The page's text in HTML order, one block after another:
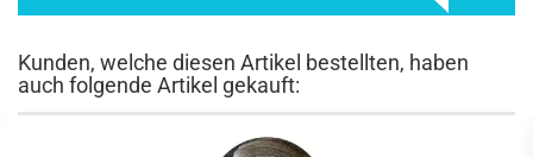
Kunden, welche diesen Artikel bestellten, haben
auch folgende Artikel gekauft: